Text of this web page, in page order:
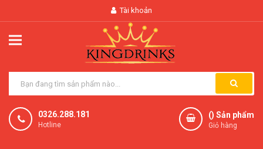
Tài khoản
0326.288.181
Hotline
() Sản phẩm
Giỏ hàng